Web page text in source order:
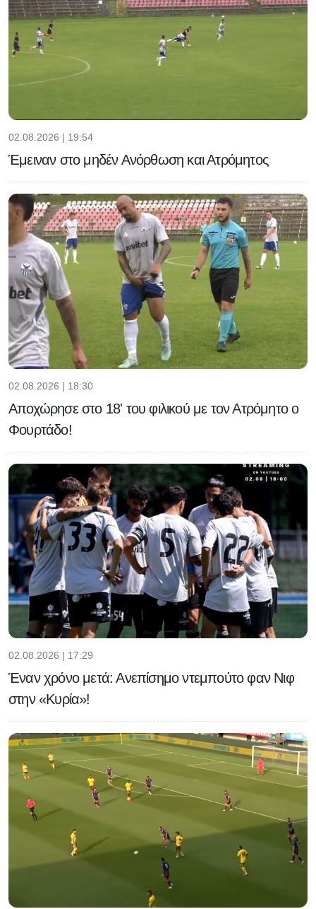
02.08.2026 | 19:54
Έμειναν στο μηδέν Ανόρθωση και Ατρόμητος
02.08.2026 | 18:30
Αποχώρησε στο 18' του φιλικού με τον Ατρόμητο ο
Φουρτάδο!
02.08.2026 | 17:29
Έναν χρόνο μετά: Ανεπίσημο ντεμπούτο φαν Νιφ
στην «Κυρία»!